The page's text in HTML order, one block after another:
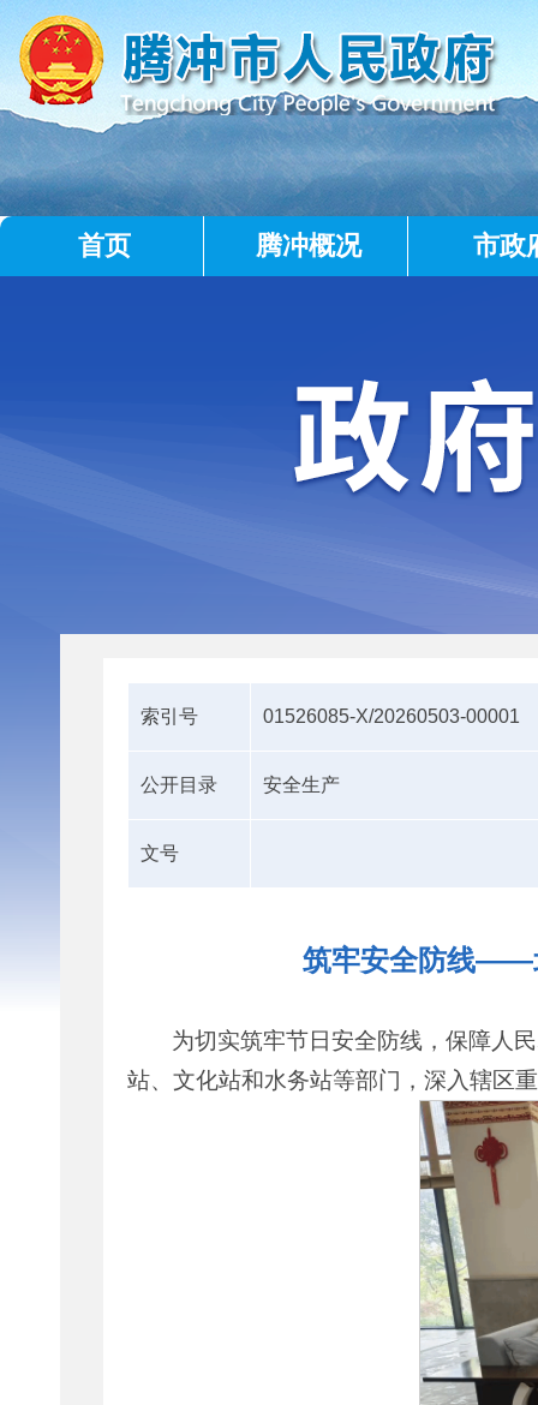
首页 腾冲概况 市政
索引号 01526085-X/20260503-00001
公开目录 安全生产
文号
筑牢安全防线——
为切实筑牢节日安全防线，保障人
站、文化站和水务站等部门，深入辖区